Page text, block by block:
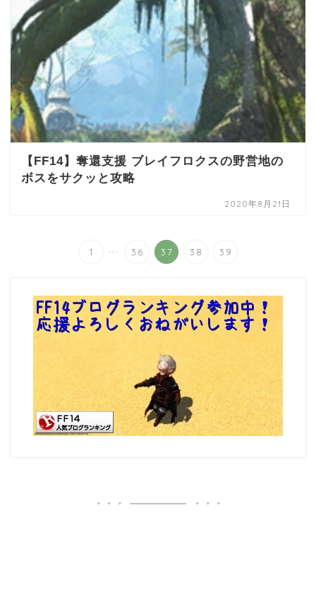
【FF14】奪還支援 ブレイフロクスの野営地の
ボスをサクッと攻略
2020年8月21日
1 ... 36 37 38 39